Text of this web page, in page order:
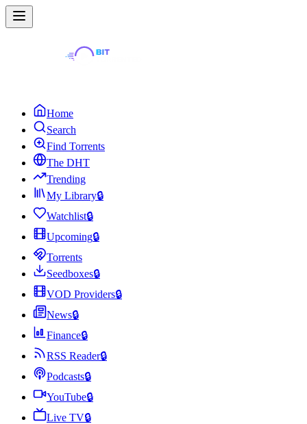
Home
Search
Find Torrents
The DHT
Trending
My Library🔒
Watchlist🔒
Upcoming🔒
Torrents
Seedboxes🔒
VOD Providers🔒
News🔒
Finance🔒
RSS Reader🔒
Podcasts🔒
YouTube🔒
Live TV🔒